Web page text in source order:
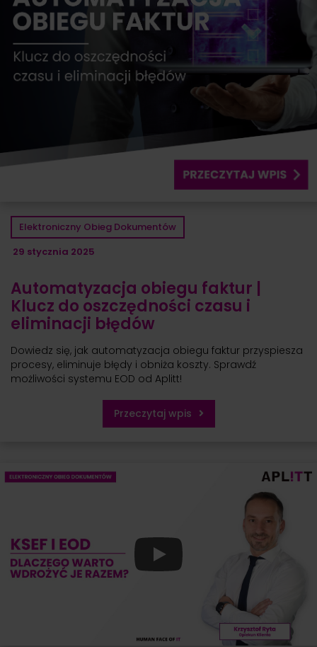
Elektroniczny Obieg Dokumentów
29 stycznia 2025
Automatyzacja obiegu faktur |
Klucz do oszczędności czasu i
eliminacji błędów
Dowiedz się, jak automatyzacja obiegu faktur przyspiesza
procesy, eliminuje błędy i obniża koszty. Sprawdź
możliwości systemu EOD od Aplitt!
Przeczytaj wpis